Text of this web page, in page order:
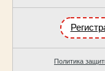
Политика